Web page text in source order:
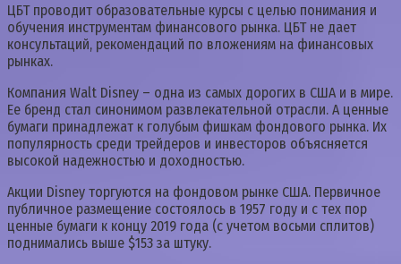
ЦБТ проводит образовательные курсы с целью понимания и
обучения инструментам финансового рынка. ЦБТ не дает
консультаций, рекомендаций по вложениям на финансовых
рынках.
Компания Walt Disney – одна из самых дорогих в США и в мире.
Ее бренд стал синонимом развлекательной отрасли. А ценные
бумаги принадлежат к голубым фишкам фондового рынка. Их
популярность среди трейдеров и инвесторов объясняется
высокой надежностью и доходностью.
Акции Disney торгуются на фондовом рынке США. Первичное
публичное размещение состоялось в 1957 году и с тех пор
ценные бумаги к концу 2019 года (с учетом восьми сплитов)
поднимались выше $153 за штуку.